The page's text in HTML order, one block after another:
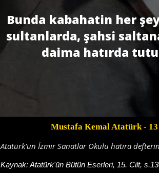
Bunda kabahatin her
sultanlarda, şahsi
daima hatırda
Mustafa Kemal Atatürk- 13
Atatürk'ün İzmir Sanatlar Okulu hatıra
Kaynak:Atatürk'ün Bütün Eserleri, 15. Cilt,